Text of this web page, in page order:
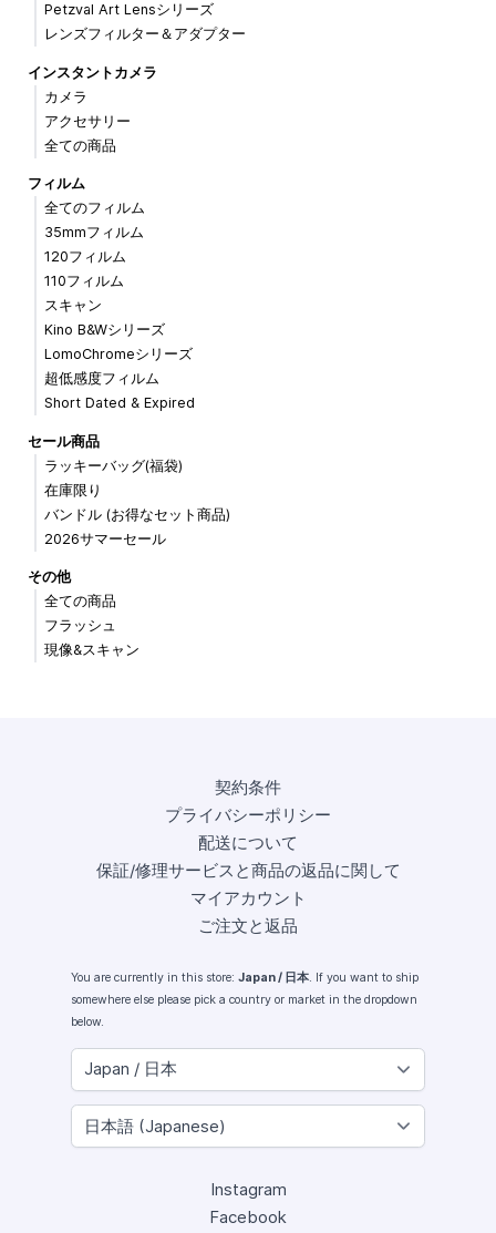
Petzval Art Lensシリーズ
レンズフィルター＆アダプター
インスタントカメラ
カメラ
アクセサリー
全ての商品
フィルム
全てのフィルム
35mmフィルム
120フィルム
110フィルム
スキャン
Kino B&Wシリーズ
LomoChromeシリーズ
超低感度フィルム
Short Dated & Expired
セール商品
ラッキーバッグ(福袋)
在庫限り
バンドル (お得なセット商品)
2026サマーセール
その他
全ての商品
フラッシュ
現像&スキャン
契約条件
プライバシーポリシー
配送について
保証/修理サービスと商品の返品に関して
マイアカウント
ご注文と返品
You are currently in this store: Japan / 日本. If you want to ship
somewhere else please pick a country or market in the dropdown
below.
Instagram
Facebook